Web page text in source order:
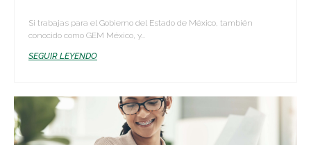
Si trabajas para el Gobierno del Estado de México, también
conocido como GEM México, y...
SEGUIR LEYENDO